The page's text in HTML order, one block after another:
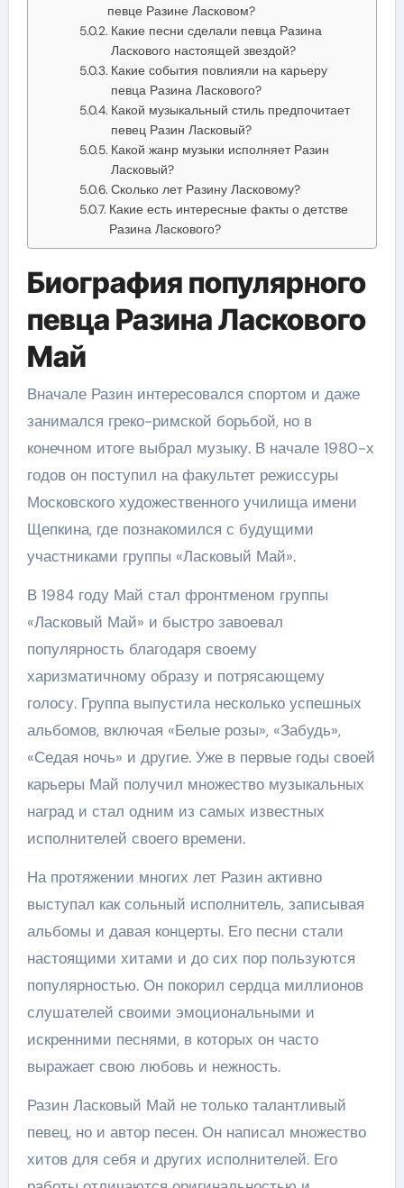
певце Разине Ласковом?
Какие песни сделали певца Разина
Ласкового настоящей звездой?
Какие события повлияли на карьеру
певца Разина Ласкового?
Какой музыкальный стиль предпочитает
певец Разин Ласковый?
Какой жанр музыки исполняет Разин
Ласковый?
Сколько лет Разину Ласковому?
Какие есть интересные факты о детстве
Разина Ласкового?
Биография популярного
певца Разина Ласкового
Май
Вначале Разин интересовался спортом и даже
занимался греко-римской борьбой, но в
конечном итоге выбрал музыку. В начале 1980-х
годов он поступил на факультет режиссуры
Московского художественного училища имени
Щепкина, где познакомился с будущими
участниками группы «Ласковый Май».
В 1984 году Май стал фронтменом группы
«Ласковый Май» и быстро завоевал
популярность благодаря своему
харизматичному образу и потрясающему
голосу. Группа выпустила несколько успешных
альбомов, включая «Белые розы», «Забудь»,
«Седая ночь» и другие. Уже в первые годы своей
карьеры Май получил множество музыкальных
наград и стал одним из самых известных
исполнителей своего времени.
На протяжении многих лет Разин активно
выступал как сольный исполнитель, записывая
альбомы и давая концерты. Его песни стали
настоящими хитами и до сих пор пользуются
популярностью. Он покорил сердца миллионов
слушателей своими эмоциональными и
искренними песнями, в которых он часто
выражает свою любовь и нежность.
Разин Ласковый Май не только талантливый
певец, но и автор песен. Он написал множество
хитов для себя и других исполнителей. Его